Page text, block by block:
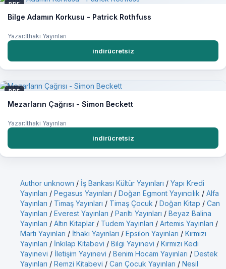
PDF
Bilge Adamın Korkusu - Patrick Rothfuss
Yazar:İthaki Yayınları
indirücretsiz
PDF
Mezarların Çağrısı - Simon Beckett
Yazar:İthaki Yayınları
indirücretsiz
Author unknown / İş Bankası Kültür Yayınları / Yapı Kredi
Yayınları / Pegasus Yayınları / Doğan Egmont Yayıncılık / Alfa
Yayınları / Timaş Yayınları / Timaş Çocuk / Doğan Kitap / Can
Yayınları / Everest Yayınları / Parıltı Yayınları / Beyaz Balina
Yayınları / Altın Kitaplar / Tudem Yayınları / Artemis Yayınları /
Martı Yayınları / İthaki Yayınları / Epsilon Yayınları / Kırmızı
Yayınları / İnkılap Kitabevi / Bilgi Yayınevi / Kırmızı Kedi
Yayınevi / İletişim Yayınevi / Benim Hocam Yayınları / Destek
Yayınları / Remzi Kitabevi / Can Çocuk Yayınları / Nesil